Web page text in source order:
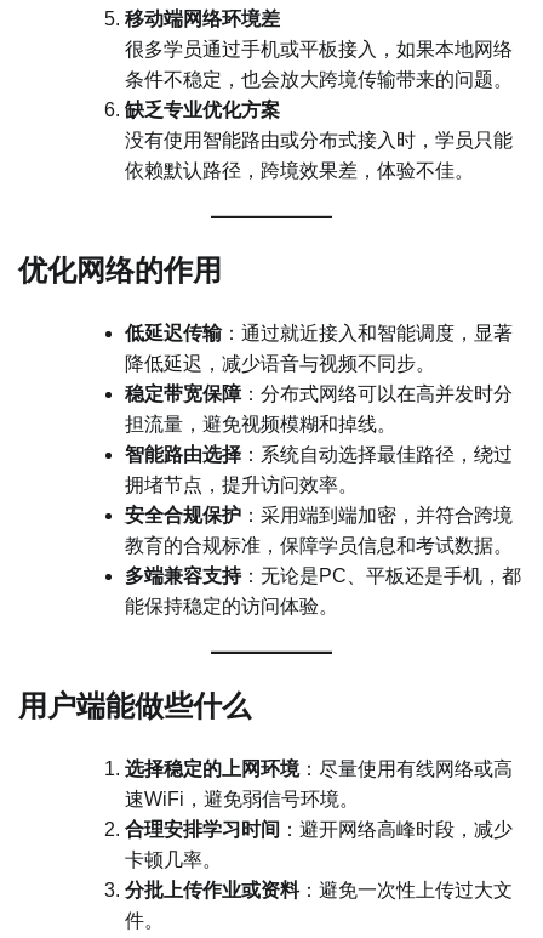
移动端网络环境差
很多学员通过手机或平板接入，如果本地网络
条件不稳定，也会放大跨境传输带来的问题。
缺乏专业优化方案
没有使用智能路由或分布式接入时，学员只能
依赖默认路径，跨境效果差，体验不佳。
优化网络的作用
低延迟传输：通过就近接入和智能调度，显著
降低延迟，减少语音与视频不同步。
稳定带宽保障：分布式网络可以在高并发时分
担流量，避免视频模糊和掉线。
智能路由选择 ：系统自动选择最佳路径，绕过
拥堵节点，提升访问效率。
安全合规保护 ：采用端到端加密，并符合跨境
教育的合规标准，保障学员信息和考试数据。
多端兼容支持：无论是PC、平板还是手机，都
能保持稳定的访问体验。
用户端能做些什么
选择稳定的上网环境：尽量使用有线网络或高
速WiFi，避免弱信号环境。
合理安排学习时间 ：避开网络高峰时段，减少
卡顿几率。
分批上传作业或资料：避免一次性上传过大文
件。